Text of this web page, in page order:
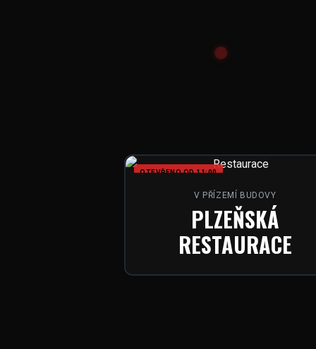
OTEVŘENO OD 11:00
V PŘÍZEMÍ BUDOVY
PLZEŇSKÁ
RESTAURACE